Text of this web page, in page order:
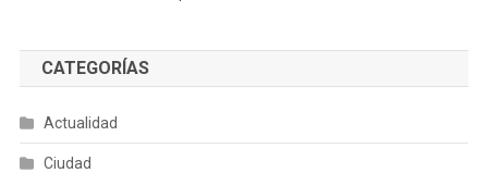
CATEGORÍAS
Actualidad
Ciudad